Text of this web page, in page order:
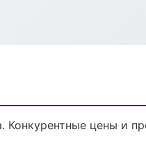
Конкурентные цены и